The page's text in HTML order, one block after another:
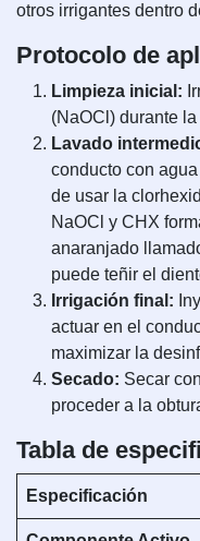
otros irrigantes dentro
Protocolo de
Limpieza inicial:
(NaOCl) durante
Lavado
conducto con
de usar la
NaOCl y CHX
anaranjado
puede teñir el
Irrigación final:
actuar en el
maximizar la
Secado: Secar
proceder a la
Tabla de
Especificación